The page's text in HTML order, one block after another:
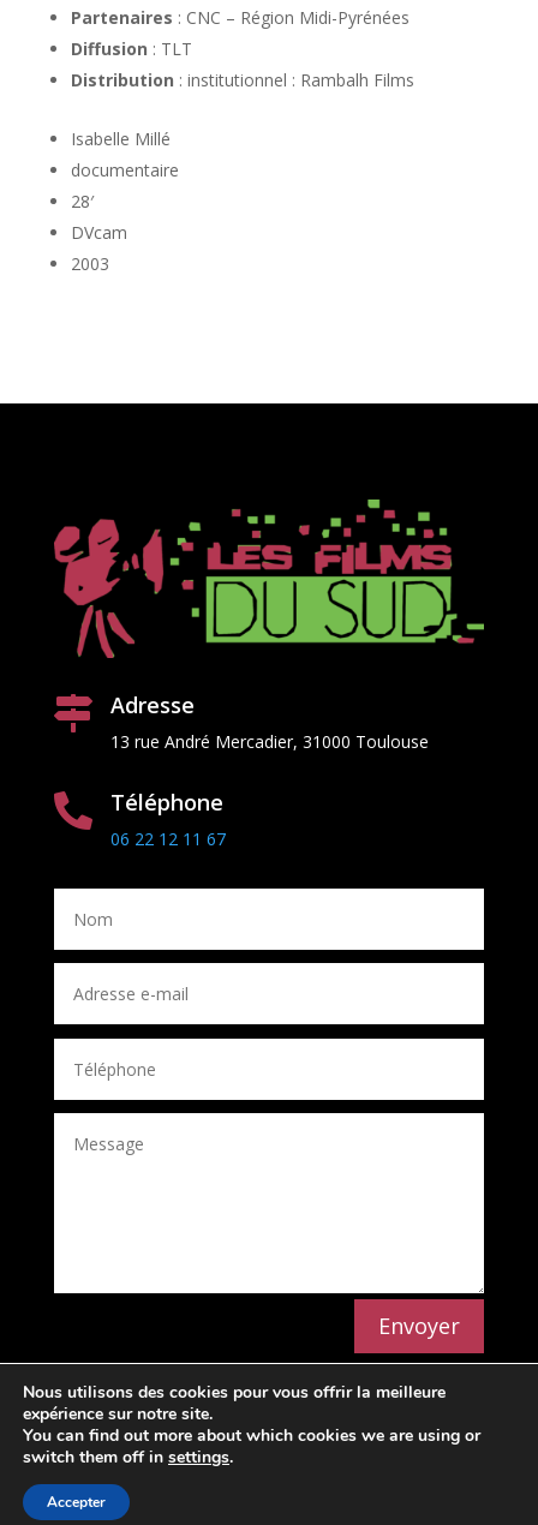
Partenaires : CNC – Région Midi-Pyrénées
Diffusion : TLT
Distribution : institutionnel : Rambalh Films
Isabelle Millé
documentaire
28′
DVcam
2003
 Adresse
13 rue André Mercadier, 31000 Toulouse
 Téléphone
06 22 12 11 67
Envoyer
Politique de confidentialité
Nous utilisons des cookies pour vous offrir la meilleure
expérience sur notre site.
You can find out more about which cookies we are using or
switch them off in settings.
Accepter